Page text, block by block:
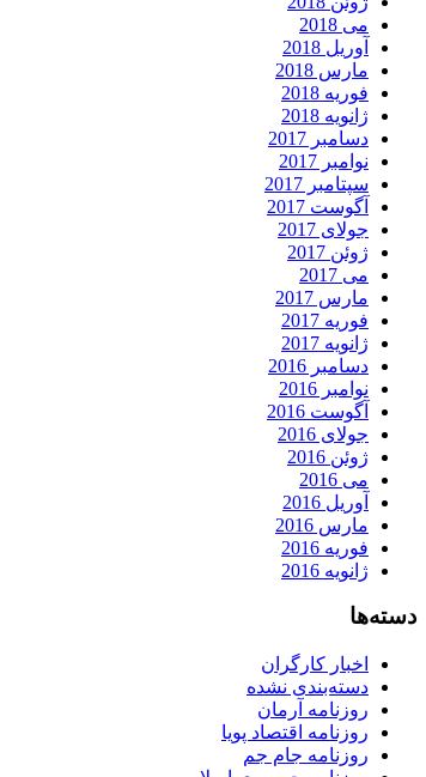
می 2018
آوریل 2018
مارس 2018
فوریه 2018
ژانویه 2018
دسامبر 2017
نوامبر 2017
سپتامبر 2017
آگوست 2017
جولای 2017
ژوئن 2017
می 2017
مارس 2017
فوریه 2017
ژانویه 2017
دسامبر 2016
نوامبر 2016
آگوست 2016
جولای 2016
ژوئن 2016
می 2016
آوریل 2016
مارس 2016
فوریه 2016
ژانویه 2016
دسته‌ها
اخبار کارگران
دسته‌بندی نشده
روزنامه آرمان
روزنامه اقتصاد پویا
روزنامه جام جم